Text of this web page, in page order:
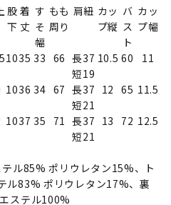
股
下
着
丈
す
そ
幅
もも
周り
肩紐 カッ
プ縦
バ
ス
ト
カッ
プ幅
1035 33 66 長37
短19
10.5 60 11
1036 34 67 長37
短21
12 65 11.5
1037 35 71
長37
短21
13 72 12.5
ル85% ポリウレタン15%、ト
ル83% ポリウレタン17%、裏
ステル100%